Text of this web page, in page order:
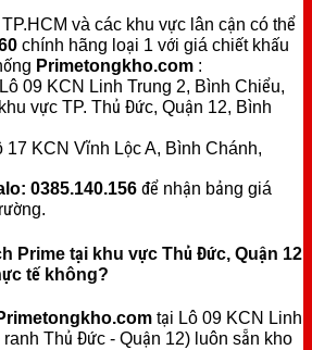
và các khu vực lân cận có thể
chính hãng loại 1 với giá chiết khấu
Primetongkho.com :
09 KCN Linh Trung 2, Bình Chiểu,
vực TP. Thủ Đức, Quận 12, Bình
17 KCN Vĩnh Lộc A, Bình Chánh,
0385.140.156 để nhận bảng giá
Prime tại khu vực Thủ Đức, Quận 12
tế không?
tại Lô 09 KCN Linh
Thủ Đức - Quận 12) luôn sẵn kho